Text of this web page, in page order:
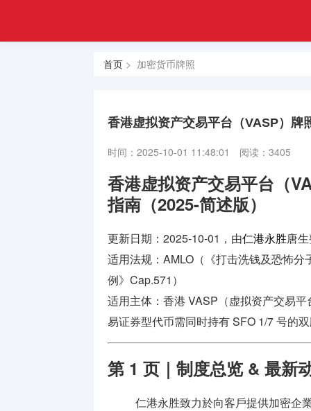
金融
牌照牌照
牌照
合规牌照
银行牌照
申请
资产管理
牌照
加密货币
牌照
支付兑换
牌照
监管机构
首页 > 加密货币牌照
香港虚拟资产交易平台（VASP）
时间：2025-10-01 11:48:01 阅读：3405
香港虚拟资产交易平台（
指南（2025-简述版）
更新日期：2025-10-01， 由仁港永胜唐
适用法规：AMLO（《打击洗钱及恐怖
例》Cap.571）
适用主体：香港 VASP（虚拟资产交易
易证券型代币需同时持有 SFO 1/7 号的
第 1 页｜制度总览 & 最新
仁港永胜致力於向客戶提供加密企